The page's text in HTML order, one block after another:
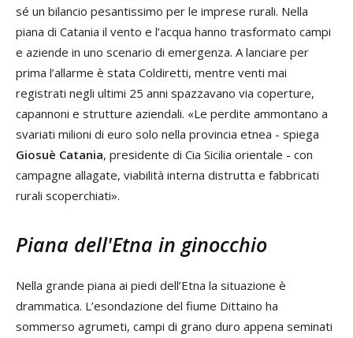
sé un bilancio pesantissimo per le imprese rurali. Nella
piana di Catania il vento e l’acqua hanno trasformato campi
e aziende in uno scenario di emergenza. A lanciare per
prima l’allarme è stata Coldiretti, mentre venti mai
registrati negli ultimi 25 anni spazzavano via coperture,
capannoni e strutture aziendali. «Le perdite ammontano a
svariati milioni di euro solo nella provincia etnea - spiega
Giosuè Catania, presidente di Cia Sicilia orientale - con
campagne allagate, viabilità interna distrutta e fabbricati
rurali scoperchiati».
Piana dell'Etna in ginocchio
Nella grande piana ai piedi dell’Etna la situazione è
drammatica. L’esondazione del fiume Dittaino ha
sommerso agrumeti, campi di grano duro appena seminati